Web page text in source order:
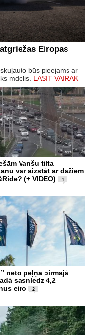
Eiropas
būs pieejams ar
mdelis. LASĪT VAIRĀK
Vanšu tilta
var aizstāt ar dažiem
(+ VIDEO)
1
neto peļņa pirmajā
sasniedz 4,2
eiro
2